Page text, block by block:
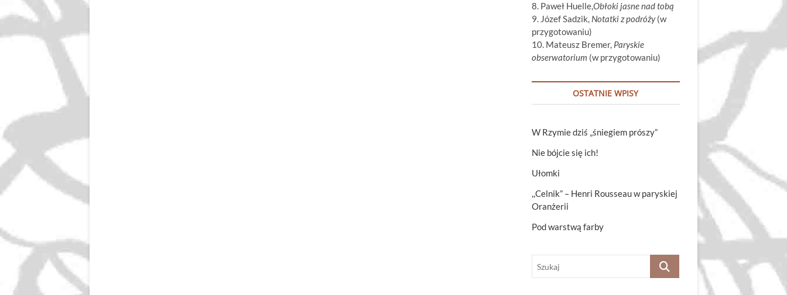
8. Paweł Huelle,Obłoki jasne nad tobą
9. Józef Sadzik, Notatki z podróży(w
przygotowaniu)
10. Mateusz Bremer, Paryskie
obserwatorium (w przygotowaniu)
OSTATNIE WPISY
W Rzymie dziś „śniegiem prószy”
Nie bójcie się ich!
Ułomki
,,Celnik” – Henri Rousseau w paryskiej
Oranżerii
Pod warstwą farby
Szukaj